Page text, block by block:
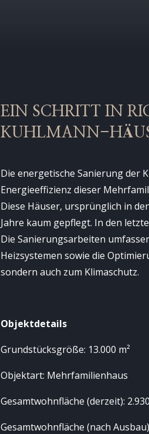
EIN SCHRITT IN
KUHLMANN-
Die energetische Sanierung der
Energieeffizienz dieser
Diese Häuser, ursprünglich in
Jahre kaum gepflegt. In den
Die Sanierungsarbeiten
Heizsystemen sowie die
sondern auch zum Klimaschutz.
Objektdetails
Grundstücksgröße: 13.000 m²
Objektart: Mehrfamilienhaus
Gesamtwohnfläche (derzeit):
Gesamtwohnfläche (nach